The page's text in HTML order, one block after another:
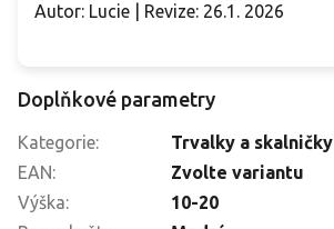
Autor: Lucie | Revize: 26.1. 2026
Doplňkové parametry
Kategorie:
Trvalky a skalničky
EAN:
Zvolte variantu
Výška:
10-20